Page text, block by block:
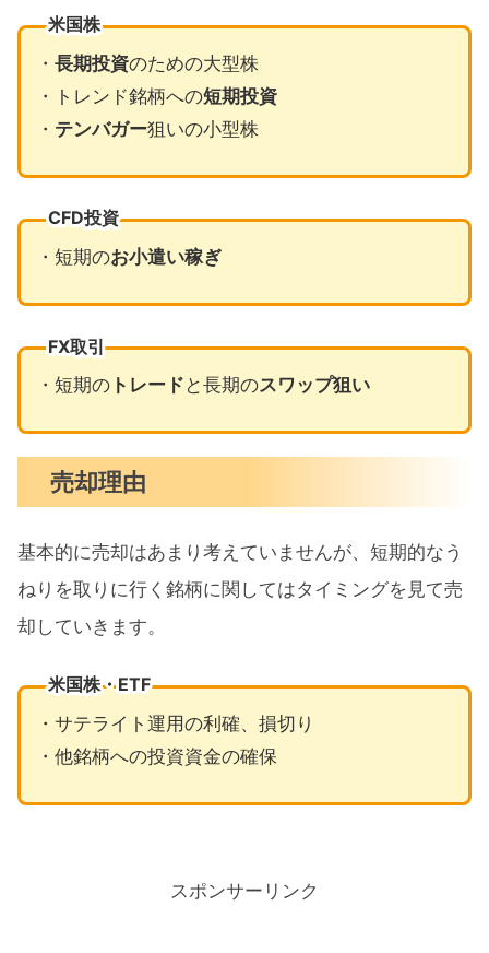
米国株
・ 長期投資のための大型株
・トレンド銘柄への短期投資
・ テンバガー狙いの小型株
CFD投資
・短期のお小遣い稼ぎ
FX取引
・短期のトレード と長期のスワップ狙い
売却理由
基本的に売却はあまり考えていませんが、短期的なう
ねりを取りに行く銘柄に関してはタイミングを見て売
却していきます。
米国株・ETF
・サテライト運用の利確、損切り
・他銘柄への投資資金の確保
スポンサーリンク